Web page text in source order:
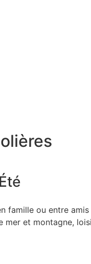
Été
famille ou entre
et montagne,